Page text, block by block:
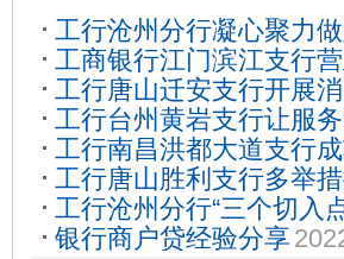
工行沧州分行凝心聚力
工商银行江门滨江支行
保卡即时发卡服务工作
工行唐山迁安支行开展
工行台州黄岩支行让服
工行南昌洪都大道支行
司国际结算收入2023-
工行唐山胜利支行多举
工行沧州分行“三个切入
2023-05-04
银行商户贷经验分享